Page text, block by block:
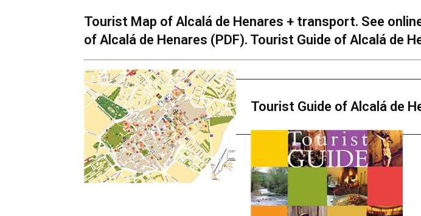
Tourist Map of Alcalá de Henares + transport. See
of Alcalá de Henares (PDF). Tourist Guide of Alcalá de
Tourist Guide of Alcalá de